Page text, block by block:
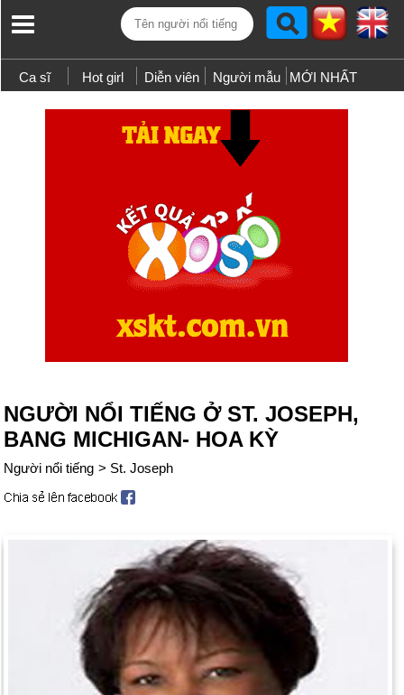
Ca sĩ Hot girl Diễn viên Người mẫu MỚI NHẤT
NGƯỜI NỔI TIẾNG Ở ST. JOSEPH,
BANG MICHIGAN- HOA KỲ
Người nổi tiếng > St. Joseph